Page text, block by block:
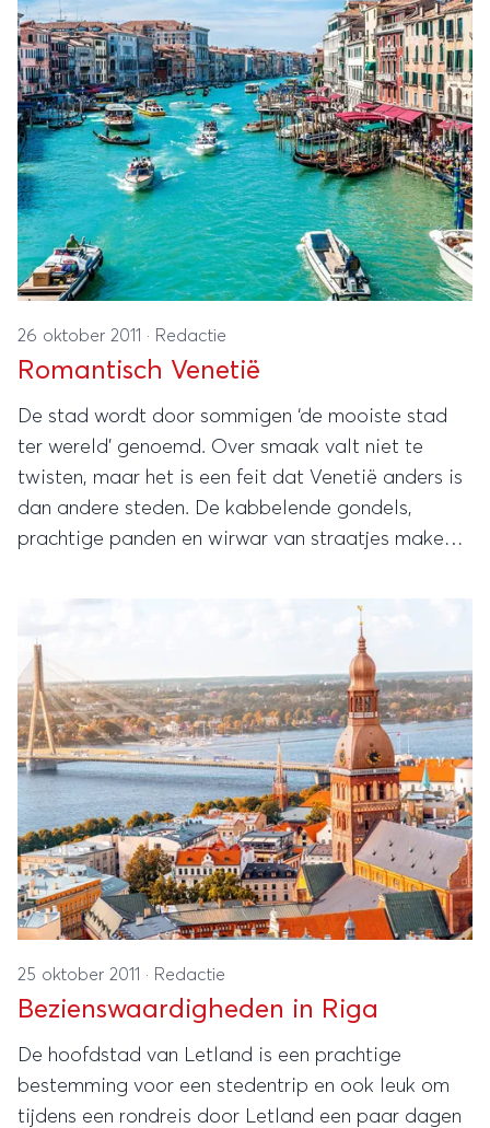
26 oktober 2011 · Redactie
Romantisch Venetië
De stad wordt door sommigen ‘de mooiste stad
ter wereld’ genoemd. Over smaak valt niet te
twisten, maar het is een feit dat Venetië anders is
dan andere steden. De kabbelende gondels,
prachtige panden en wirwar van straatjes maken
romantische stedentrip.
25 oktober 2011 · Redactie
Bezienswaardigheden in Riga
De hoofdstad van Letland is een prachtige
bestemming voor een stedentrip en ook leuk om
tijdens een rondreis door Letland een paar dagen